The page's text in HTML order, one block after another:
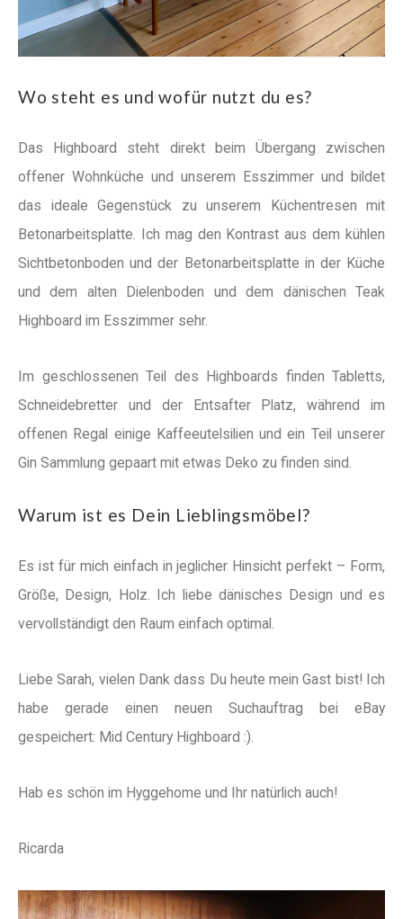
Wo steht es und wofür nutzt du es?
Das Highboard steht direkt beim Übergang zwischen
offener Wohnküche und unserem Esszimmer und bildet
das ideale Gegenstück zu unserem Küchentresen mit
Betonarbeitsplatte. Ich mag den Kontrast aus dem kühlen
Sichtbetonboden und der Betonarbeitsplatte in der Küche
und dem alten Dielenboden und dem dänischen Teak
Highboard im Esszimmer sehr.
Im geschlossenen Teil des Highboards finden Tabletts,
Schneidebretter und der Entsafter Platz, während im
offenen Regal einige Kaffeeutelsilien und ein Teil unserer
Gin Sammlung gepaart mit etwas Deko zu finden sind.
Warum ist es Dein Lieblingsmöbel?
Es ist für mich einfach in jeglicher Hinsicht perfekt – Form,
Größe, Design, Holz. Ich liebe dänisches Design und es
vervollständigt den Raum einfach optimal.
Liebe Sarah, vielen Dank dass Du heute mein Gast bist! Ich
habe gerade einen neuen Suchauftrag bei eBay
gespeichert: Mid Century Highboard :).
Hab es schön im Hyggehome und Ihr natürlich auch!
Ricarda